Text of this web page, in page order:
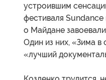
устроившим
фестиваля
о Майдане
Один из них, «Зима в
«лучший